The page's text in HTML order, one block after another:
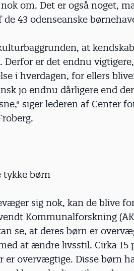
om. Det er også noget,
43 odenseanske
at
Derfor er det endnu
i hverdagen, for ellers
jo endnu dårligere end
siger lederen af Center
tykke børn
sig nok, kan de blive
Kommunalforskning
se, at deres børn er
at ændre livsstil. Cirka 15
er overvægtige. Disse børn